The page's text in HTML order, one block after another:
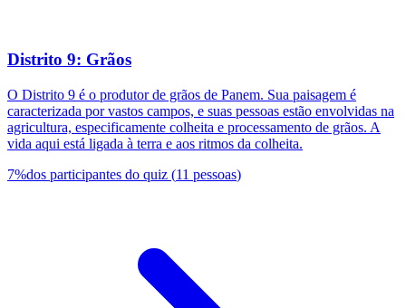
Distrito 9: Grãos
O Distrito 9 é o produtor de grãos de Panem. Sua paisagem é
caracterizada por vastos campos, e suas pessoas estão envolvidas na
agricultura, especificamente colheita e processamento de grãos. A
vida aqui está ligada à terra e aos ritmos da colheita.
7%dos participantes do quiz (11 pessoas)